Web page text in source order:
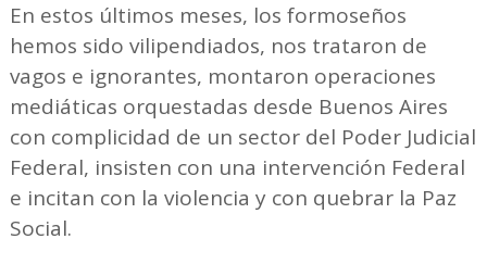
En estos últimos meses, los formoseños
hemos sido vilipendiados, nos trataron de
vagos e ignorantes, montaron operaciones
mediáticas orquestadas desde Buenos Aires
con complicidad de un sector del Poder Judicial
Federal, insisten con una intervención Federal
e incitan con la violencia y con quebrar la Paz
Social.